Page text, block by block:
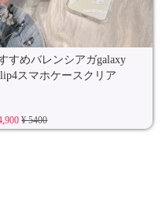
すめバレンシアガgalaxy
スマホケースクリア
¥ 5400